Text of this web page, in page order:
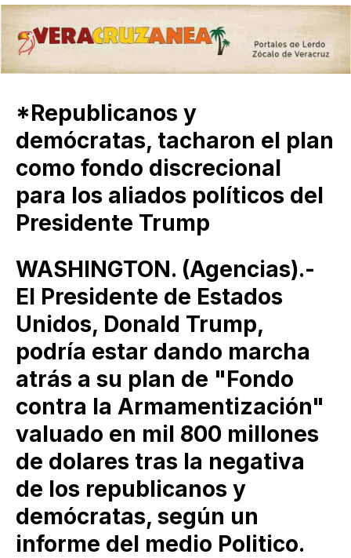
*Republicanos y
demócratas, tacharon el plan
como fondo discrecional
para los aliados políticos del
Presidente Trump
WASHINGTON. (Agencias).-
El Presidente de Estados
Unidos, Donald Trump,
podría estar dando marcha
atrás a su plan de "Fondo
contra la Armamentización"
valuado en mil 800 millones
de dolares tras la negativa
de los republicanos y
demócratas, según un
informe del medio Politico.